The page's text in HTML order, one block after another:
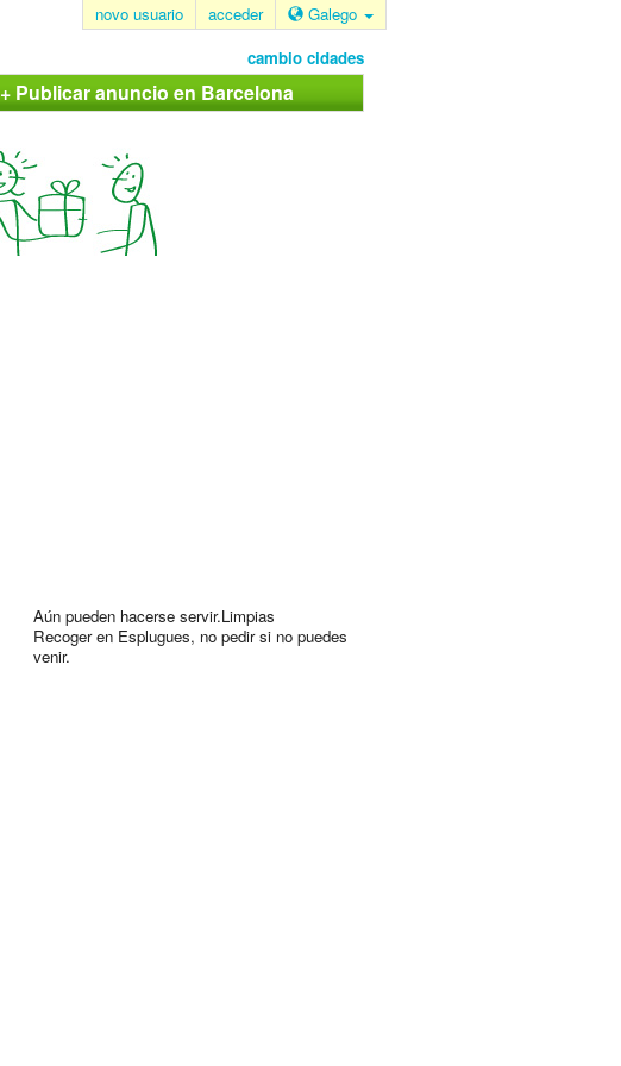
novo usuario acceder Galego
cambio cidades
+ Publicar anuncio en Barcelona
Aún pueden hacerse servir.Limpias
Recoger en Esplugues, no pedir si no puedes
venir.